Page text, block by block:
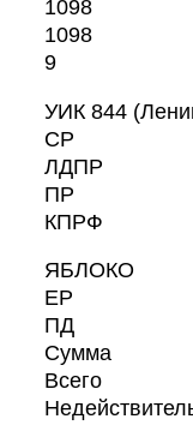
1098
1098
9
УИК 844
СР
ЛДПР
ПР
КПРФ
ЯБЛОКО
ЕР
ПД
Сумма
Всего